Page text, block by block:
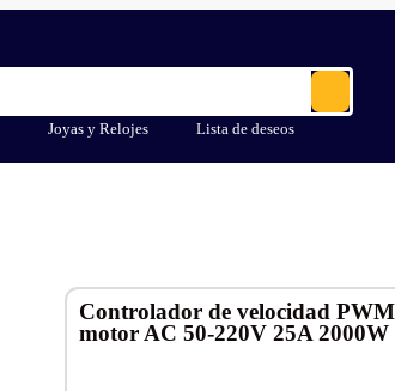
Joyas y Relojes Lista de deseos
Controlador de velocidad
motor AC 50-220V 25A 2000W